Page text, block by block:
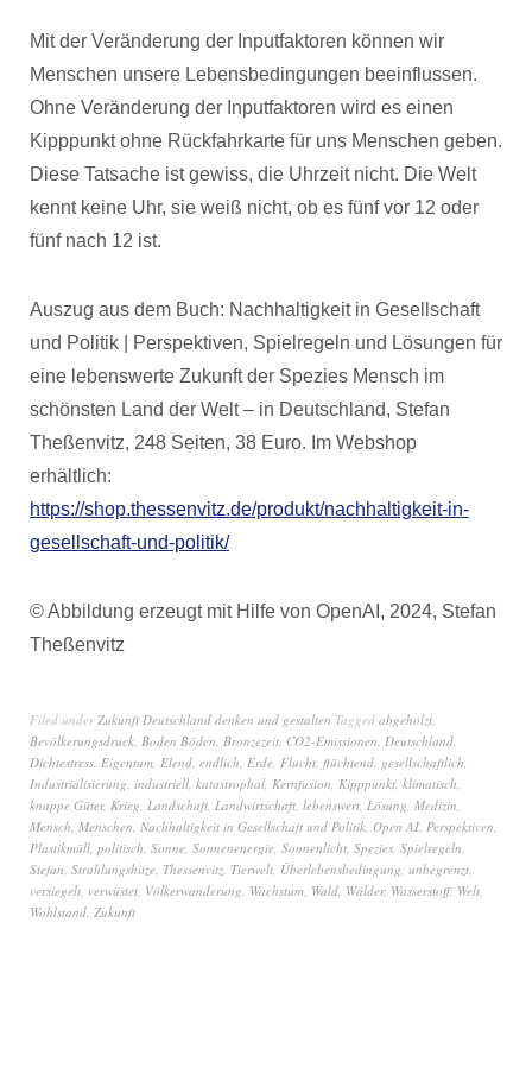
Mit der Veränderung der Inputfaktoren können wir
Menschen unsere Lebensbedingungen beeinflussen.
Ohne Veränderung der Inputfaktoren wird es einen
Kipppunkt ohne Rückfahrkarte für uns Menschen geben.
Diese Tatsache ist gewiss, die Uhrzeit nicht. Die Welt
kennt keine Uhr, sie weiß nicht, ob es fünf vor 12 oder
fünf nach 12 ist.
Auszug aus dem Buch: Nachhaltigkeit in Gesellschaft
und Politik | Perspektiven, Spielregeln und Lösungen für
eine lebenswerte Zukunft der Spezies Mensch im
schönsten Land der Welt – in Deutschland, Stefan
Theßenvitz, 248 Seiten, 38 Euro. Im Webshop
erhältlich:
https://shop.thessenvitz.de/produkt/nachhaltigkeit-in-
gesellschaft-und-politik/
© Abbildung erzeugt mit Hilfe von OpenAI, 2024, Stefan
Theßenvitz
Filed underZukunft Deutschland denken und gestalten Tagged abgeholzt,
Bevölkerungsdruck, Boden Böden, Bronzezeit, CO2-Emissionen, Deutschland,
Dichtestress, Eigentum, Elend, endlich, Erde, Flucht, flüchtend, gesellschaftlich,
Industrialisierung, industriell, katastrophal, Kernfusion, Kipppunkt, klimatisch,
knappe Güter, Krieg, Landschaft, Landwirtschaft, lebenswert, Lösung, Medizin,
Mensch, Menschen, Nachhaltigkeit in Gesellschaft und Politik, Open AI, Perspektiven,
Plastikmüll, politisch, Sonne, Sonnenenergie, Sonnenlicht, Spezies, Spielregeln,
Stefan, Strahlungshitze, Thessenvitz, Tierwelt, Überlebensbedingung, unbegrenzt,
versiegelt, verwüstet, Völkerwanderung, Wachstum, Wald, Wälder, Wasserstoff, Welt,
Wohlstand, Zukunft